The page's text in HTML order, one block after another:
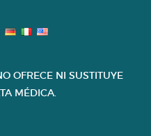
OFRECE NI SUSTITUYE
MÉDICA.